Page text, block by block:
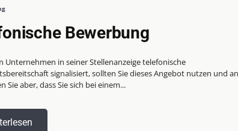
Bewerbung
Unternehmen in seiner Stellenanzeige telefonische
signalisiert, sollten Sie dieses Angebot nutzen und
Sie aber, dass Sie sich bei einem...